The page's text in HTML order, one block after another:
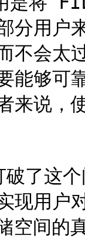
分用户
不会
能够可
来说
破了这
现用
间的